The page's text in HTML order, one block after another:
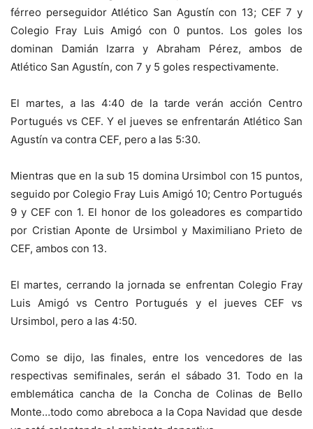
férreo perseguidor Atlético San Agustín con 13; CEF 7 y
Colegio Fray Luis Amigó con 0 puntos. Los goles los
dominan Damián Izarra y Abraham Pérez, ambos de
Atlético San Agustín, con 7 y 5 goles respectivamente.
El martes, a las 4:40 de la tarde verán acción Centro
Portugués vs CEF. Y el jueves se enfrentarán Atlético San
Agustín va contra CEF, pero a las 5:30.
Mientras que en la sub 15 domina Ursimbol con 15 puntos,
seguido por Colegio Fray Luis Amigó 10; Centro Portugués
9 y CEF con 1. El honor de los goleadores es compartido
por Cristian Aponte de Ursimbol y Maximiliano Prieto de
CEF, ambos con 13.
El martes, cerrando la jornada se enfrentan Colegio Fray
Luis Amigó vs Centro Portugués y el jueves CEF vs
Ursimbol, pero a las 4:50.
Como se dijo, las finales, entre los vencedores de las
respectivas semifinales, serán el sábado 31. Todo en la
emblemática cancha de la Concha de Colinas de Bello
Monte…todo como abreboca a la Copa Navidad que desde